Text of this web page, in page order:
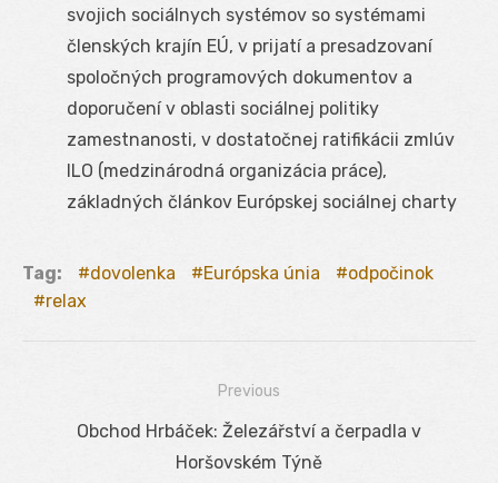
svojich sociálnych systémov so systémami
členských krajín EÚ, v prijatí a presadzovaní
spoločných programových dokumentov a
doporučení v oblasti sociálnej politiky
zamestnanosti, v dostatočnej ratifikácii zmlúv
ILO (medzinárodná organizácia práce),
základných článkov Európskej sociálnej charty
Tag: dovolenka Európska únia
odpočinok
relax
Navigácia
Previous
PreviousObchod Hrbáček: Železářství a čerpadla v
Horšovském Týně